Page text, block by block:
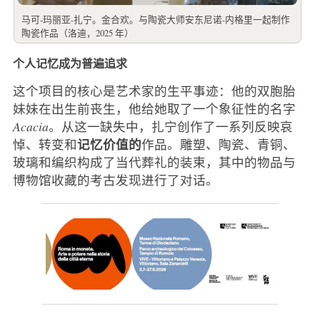
马可-玛丽亚-扎宁。金合欢。与陶瓷大师安东尼诺-内格里一起制作
陶瓷作品（洛迪，2025 年）
个人记忆成为普遍追求
这个项目的核心是艺术家的生平事迹：他的双胞胎
妹妹在出生前丧生，他给她取了一个象征性的名字
Acacia。从这一缺失中，扎宁创作了一系列反映哀
悼、转变和记忆价值的作品。雕塑、陶瓷、青铜、
玻璃和编织构成了当代葬礼的装束，其中的物品与
博物馆收藏的考古发现进行了对话。